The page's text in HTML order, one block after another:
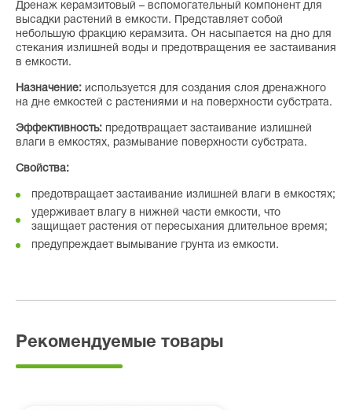
Дренаж керамзитовый – вспомогательный компонент для
высадки растений в емкости. Представляет собой
небольшую фракцию керамзита. Он насыпается на дно для
стекания излишней воды и предотвращения ее застаивания
в емкости.
Назначение: используется для создания слоя дренажного
на дне емкостей с растениями и на поверхности субстрата.
Эффективность: предотвращает застаивание излишней
влаги в емкостях, размывание поверхности субстрата.
Свойства:
предотвращает застаивание излишней влаги в емкостях;
удерживает влагу в нижней части емкости, что
защищает растения от пересыхания длительное время;
предупреждает вымывание грунта из емкости.
Рекомендуемые товары